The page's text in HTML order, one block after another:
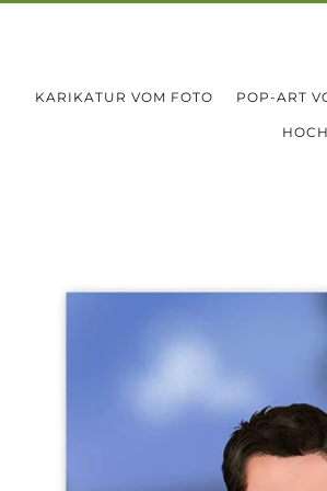
KARIKATUR VOM FOTO POP-ART